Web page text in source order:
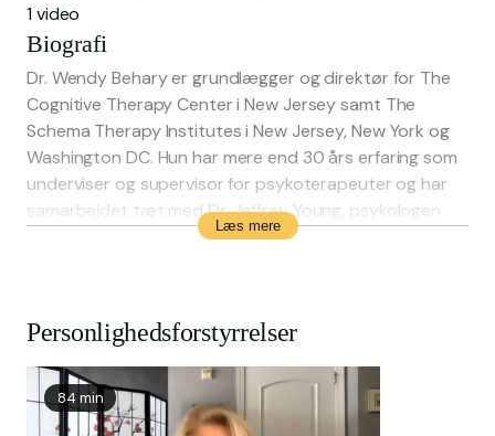
1 video
Biografi
Dr. Wendy Behary er grundlægger og direktør for The
Cognitive Therapy Center i New Jersey samt The
Schema Therapy Institutes i New Jersey, New York og
Washington DC. Hun har mere end 30 års erfaring som
underviser og supervisor for psykoterapeuter og har
samarbejdet tæt med Dr. Jeffrey Young, psykologen
bag udviklingen af skematerapi. Fra 2010 til 2014 var
Disarming the Narcissist, som er oversat til 10 sprog.
Hun er specialiseret i behandling af personer med
narcissistisk personlighedsforstyrrelse samt
mennesker, der er berørt af narcissisme. Behary er en
international foredragsholder med fokus på
Læs mere
Personlighedsforstyrrelser
84 min